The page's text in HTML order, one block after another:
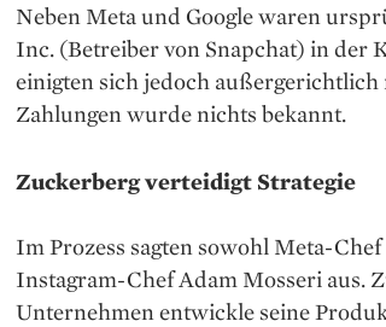
Neben Meta und Google waren
Inc. (Betreiber von Snapchat) in der
einigten sich jedoch
Zahlungen wurde nichts bekannt.
Zuckerberg verteidigt Strategie
Im Prozess sagten sowohl Meta-
Instagram-Chef Adam Mosseri aus.
Unternehmen entwickle seine